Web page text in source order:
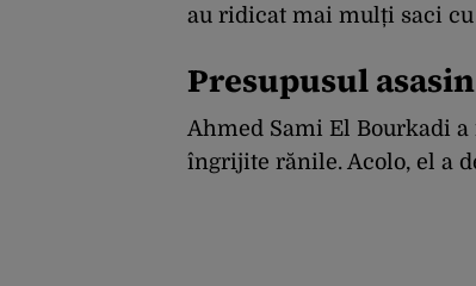
au ridicat mai mulți saci cu
Presupusul
Ahmed Sami El Bourkadi
îngrijite rănile. Acolo, el a